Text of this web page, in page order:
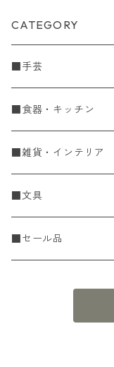
CATEGORY
■手芸
手編糸
Spring & Summer
Fall & Winter
刺し子・こぎん
刺し子糸
刺し子ふきん・刺し子布
KIT
ニットツール
■食器・キッチン
食器
豆皿・小皿
中皿
調理道具
かや織ふきん
■雑貨・インテリア
収納雑貨
小物・置物・民芸品
■文具
■セール品